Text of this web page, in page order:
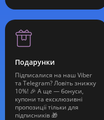
Подарунки
Підписалися на наш Viber
та Telegram? Ловіть знижку
10%! 🎉 А ще — бонуси,
купони та ексклюзивні
пропозиції тільки для
підписників 🎁